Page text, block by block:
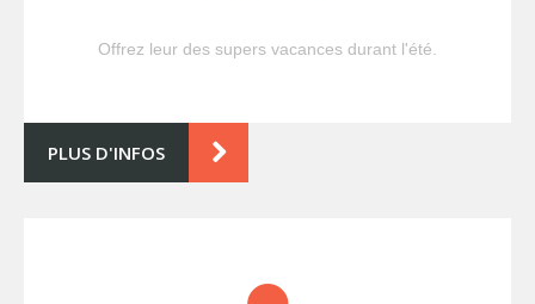
Offrez leur des supers vacances durant l'été.
PLUS D'INFOS